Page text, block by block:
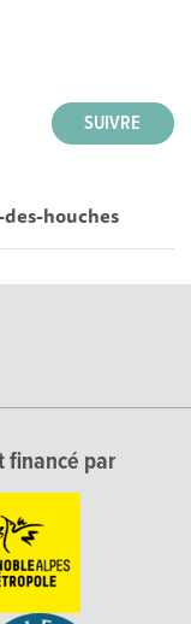
SUIVRE
houches
financé par